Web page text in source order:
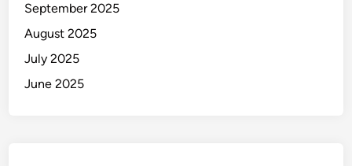
September 2025
August 2025
July 2025
June 2025